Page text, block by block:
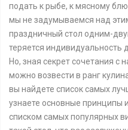
подать к рыбе, к мясному
мы не задумываемся над
праздничный стол одним-
теряется
Но, зная секрет сочетания с
можно возвести в ранг
вы найдете список самых
узнаете основные принципы
списком самых популярных